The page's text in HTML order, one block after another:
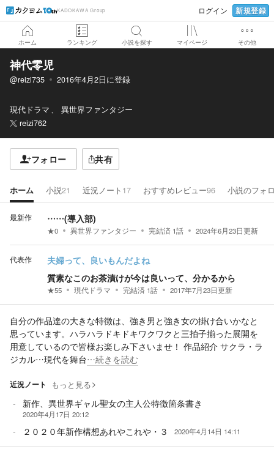
KADOKAWA Group ログイン 新規登録
ホーム ランキング 小説を探す マイページ その他
神代零児
@reizi735 2016年4月2日に登録
現代ドラマ
異世界ファンタジー
reizi762
フォロー 共有
ホーム 小説21 近況ノート 17 おすすめレビュー96 小説のフォ
最新作 ……(導入部)
★0 異世界ファンタジー 完結済 1話 2024年6月23日更新
代表作 夫婦って、良いもんだよね
質素なこのお茶漬けが今は良いって、分かるから
★55 現代ドラマ 完結済 1話 2017年7月23日更新
自分の作品達の大きな特徴は、強き男と強き女の掛け合いかなと
思っています。ハラハラドキドキワクワクと三拍子揃った展開を
用意しているので皆様お楽しみ下さいませ！ 作品紹介 サクラ・ラ
ジカル…現代を舞台…続きを読む
近況ノート もっと見る
新作、異世界ギャル聖女の主人公特徴箇条書き
2020年4月17日 20:12
２０２０年新作構想あれやこれや・３ 2020年4月14日 14:11